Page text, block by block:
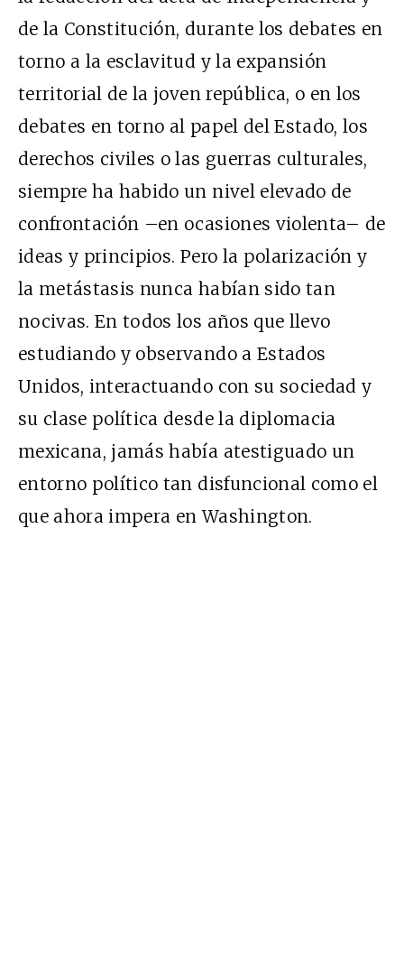
de la Constitución, durante los debates en
torno a la esclavitud y la expansión
territorial de la joven república, o en los
debates en torno al papel del Estado, los
derechos civiles o las guerras culturales,
siempre ha habido un nivel elevado de
confrontación –en ocasiones violenta– de
ideas y principios. Pero la polarización y
la metástasis nunca habían sido tan
nocivas. En todos los años que llevo
estudiando y observando a Estados
Unidos, interactuando con su sociedad y
su clase política desde la diplomacia
mexicana, jamás había atestiguado un
entorno político tan disfuncional como el
que ahora impera en Washington.